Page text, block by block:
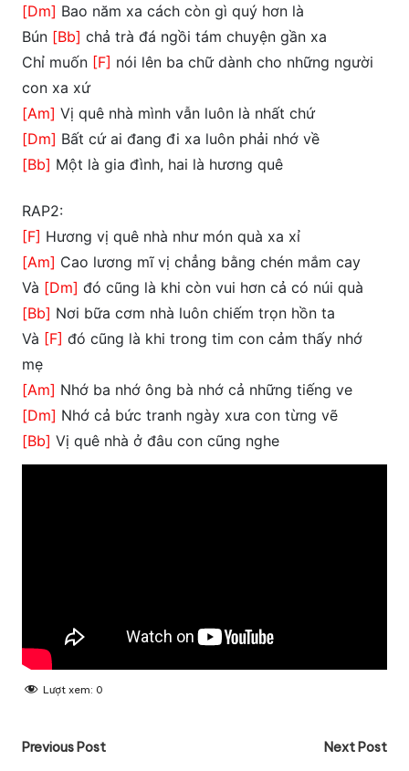
[Dm] Bao năm xa cách còn gì quý hơn là
Bún [Bb] chả trà đá ngồi tám chuyện gần xa
Chỉ muốn [F] nói lên ba chữ dành cho những người
con xa xứ
[Am] Vị quê nhà mình vẫn luôn là nhất chứ
[Dm] Bất cứ ai đang đi xa luôn phải nhớ về
[Bb] Một là gia đình, hai là hương quê
RAP2:
[F] Hương vị quê nhà như món quà xa xỉ
[Am] Cao lương mĩ vị chẳng bằng chén mắm cay
Và [Dm] đó cũng là khi còn vui hơn cả có núi quà
[Bb] Nơi bữa cơm nhà luôn chiếm trọn hồn ta
Và [F] đó cũng là khi trong tim con cảm thấy nhớ
mẹ
[Am] Nhớ ba nhớ ông bà nhớ cả những tiếng ve
[Dm] Nhớ cả bức tranh ngày xưa con từng vẽ
[Bb] Vị quê nhà ở đâu con cũng nghe
Lượt xem: 0
Post
Previous Post
Next Post